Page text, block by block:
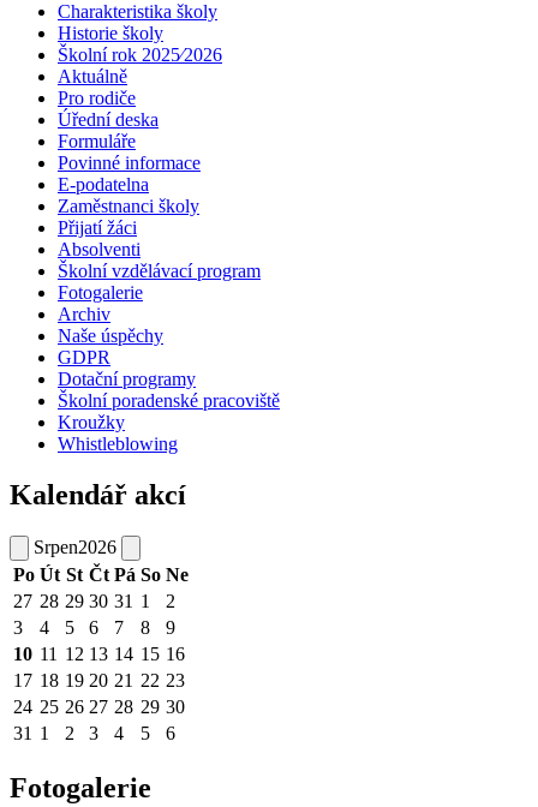
Charakteristika školy
Historie školy
Školní rok 2025⁄2026
Aktuálně
Pro rodiče
Úřední deska
Formuláře
Povinné informace
E-podatelna
Zaměstnanci školy
Přijatí žáci
Absolventi
Školní vzdělávací program
Fotogalerie
Archiv
Naše úspěchy
GDPR
Dotační programy
Školní poradenské pracoviště
Kroužky
Whistleblowing
Kalendář akcí
Srpen2026
Po Út St Čt Pá So Ne
27 28 29 30 31 1
2
3
4 5 6 7 8
9
10 11 12 13 14 15 16
17 18 19 20 21 22 23
24 25 26 27 28 29 30
31 1 2 3 4 5 6
Fotogalerie